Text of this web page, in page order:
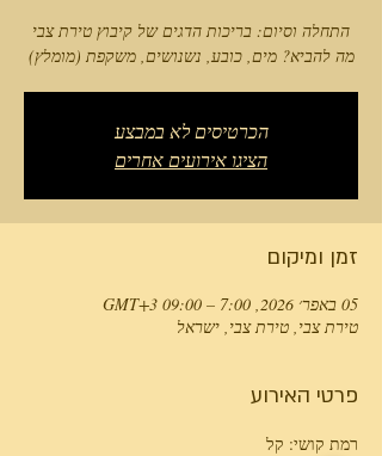
מה להביא? מים, כובע, נשנושים, משקפת (מומלץ)
הכרטיסים לא במבצע
הציגו אירועים אחרים
זמן ומיקום
05 באפר׳ 2026, 7:00 – 09:00 GMT‎+3‎
טירת צבי, טירת צבי, ישראל
פרטי האירוע
רמת קושי: קל